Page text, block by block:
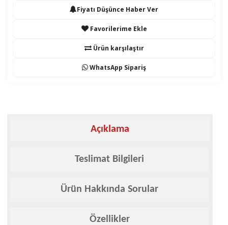
Fiyatı Düşünce Haber Ver
Favorilerime Ekle
Ürün karşılaştır
WhatsApp Sipariş
Açıklama
Teslimat Bilgileri
Ürün Hakkında Sorular
Özellikler